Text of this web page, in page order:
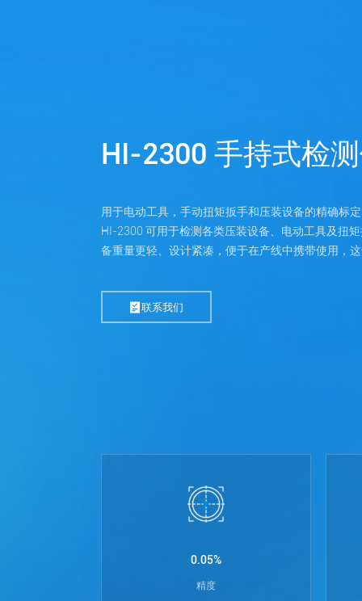
HI-2300 手持式检
用于电动工具，手动扭矩扳手和压装设备的精确标定
HI-2300 可用于检测各类压装设备、电动工具及扭
备重量更轻、设计紧凑，便于在产线中携带使用，
联系我们
0.05%
精度